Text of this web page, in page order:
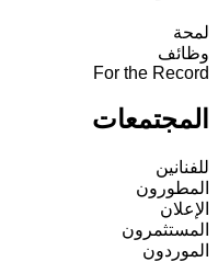
لمحة
وظائف
For the Record
المجتمعات
للفنانين
المطورون
الإعلان
المستثمرون
الموردون